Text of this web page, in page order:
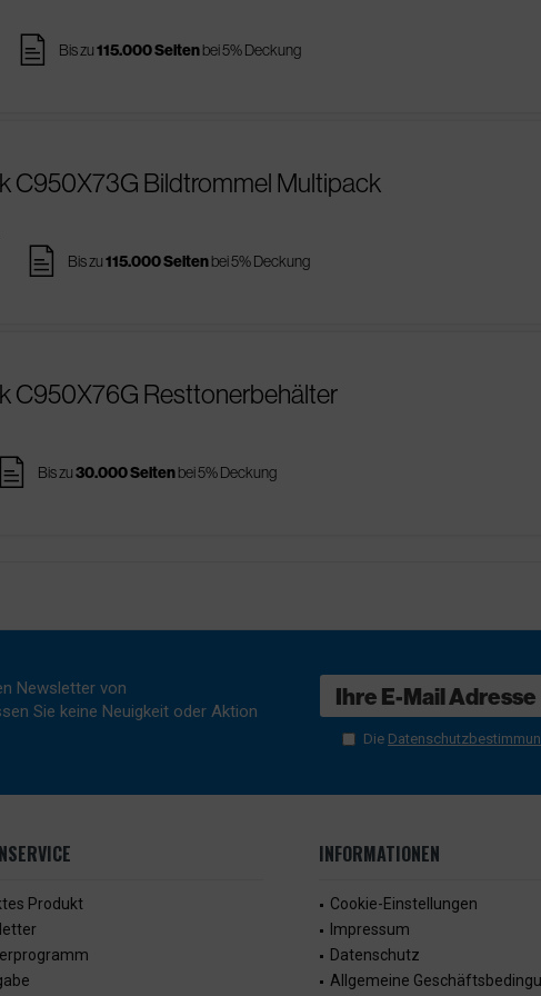
pages Bis zu115.000 Seitenbei 5% Deckung
C950X73G Bildtrommel Multipack
pages Bis zu115.000 Seitenbei 5% Deckung
C950X76G Resttonerbehälter
pages Bis zu30.000 Seitenbei 5% Deckung
Newsletter von
Sie keine Neuigkeit oder Aktion
Die
Produkt
INFORMATIONEN
Cookie-Einstellungen
Impressum
Datenschutz
Allgemeine